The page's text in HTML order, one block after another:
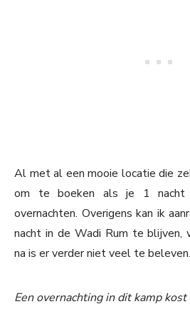
Al met al een mooie locatie die
om te boeken als je 1
overnachten. Overigens kan ik
nacht in de Wadi Rum te
na is er verder niet veel te beleven.
Een overnachting in dit kamp